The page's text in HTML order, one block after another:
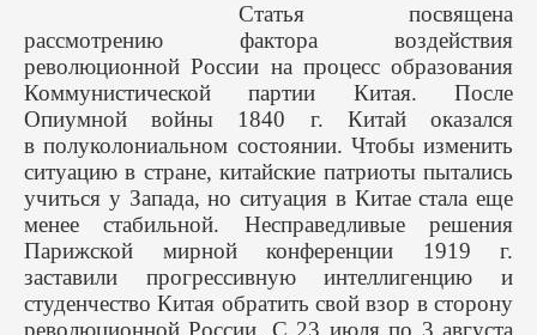
Статья посвящена
рассмотрению фактора воздействия
революционной России на процесс образования
Коммунистической партии Китая. После
Опиумной войны 1840 г. Китай оказался
в полуколониальном состоянии. Чтобы изменить
ситуацию в стране, китайские патриоты пытались
учиться у Запада, но ситуация в Китае стала еще
менее стабильной. Несправедливые решения
Парижской мирной конференции 1919 г.
заставили прогрессивную интеллигенцию и
студенчество Китая обратить свой взор в сторону
революционной России. С 23 июля по 3 августа